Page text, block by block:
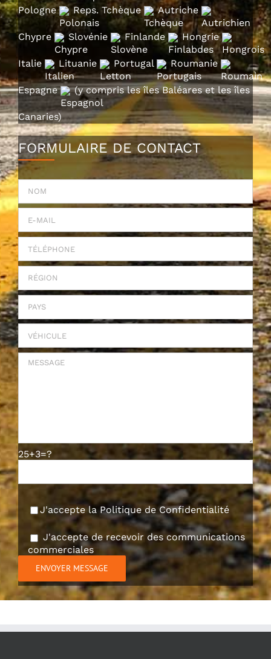
Pologne Reps. Tchèque Autriche
Chypre Slovénie Finlande Hongrie
Italie Lituanie Portugal Roumanie
Espagne (y compris les îles Baléares et les îles
Canaries)
FORMULAIRE DE CONTACT
25+3=?
J'accepte la Politique de Confidentialité
J'accepte de recevoir des communications
commerciales